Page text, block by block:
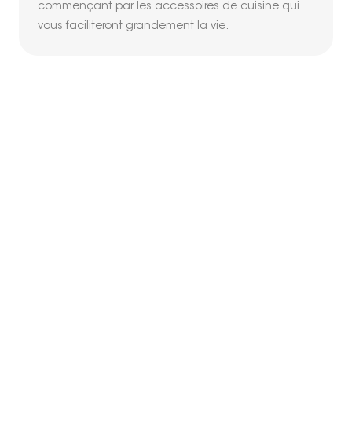
commençant par les accessoires de cuisine qui
vous faciliteront grandement la vie.